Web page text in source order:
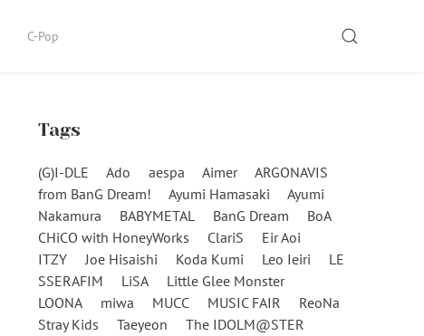
C-Pop SEARCH
Tags
(G)I-DLE Ado aespa Aimer
ARGONAVIS
from BanG Dream!
Ayumi Hamasaki
Ayumi
Nakamura
BABYMETAL BanG Dream
BoA
CHiCO with HoneyWorks
ClariS
Eir Aoi
ITZY
Joe Hisaishi Koda Kumi Leo Ieiri
LE
SSERAFIM
LiSA
Little Glee Monster
LOONA
miwa MUCC MUSIC FAIR
ReoNa
Stray Kids
Taeyeon
The IDOLM@STER